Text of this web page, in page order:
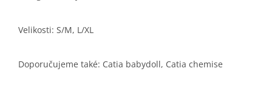
Velikosti: S/M, L/XL
Doporučujeme také: Catia babydoll, Catia chemise